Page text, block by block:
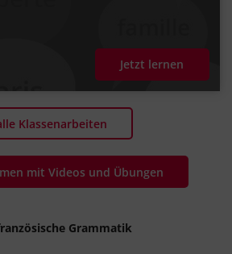
Jetzt lernen
Klassenarbeiten
mit Videos und Übungen
Grammatik